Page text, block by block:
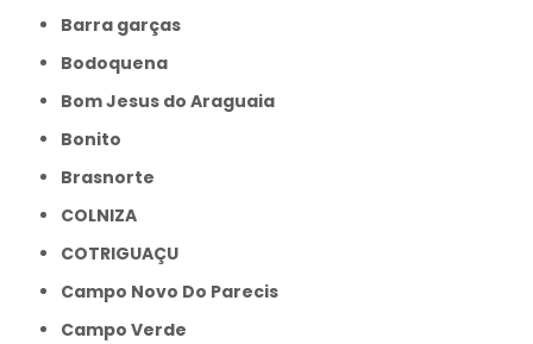
Barra garças
Bodoquena
Bom Jesus do Araguaia
Bonito
Brasnorte
COLNIZA
COTRIGUAÇU
Campo Novo Do Parecis
Campo Verde